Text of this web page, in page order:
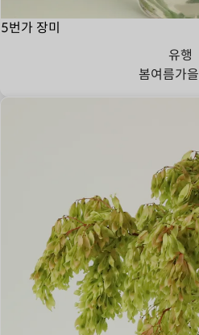
5번가 장미
유행
봄여름가을